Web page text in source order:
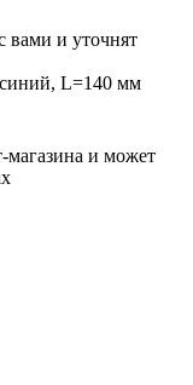
вами и уточнят
L=140 мм
магазина и может